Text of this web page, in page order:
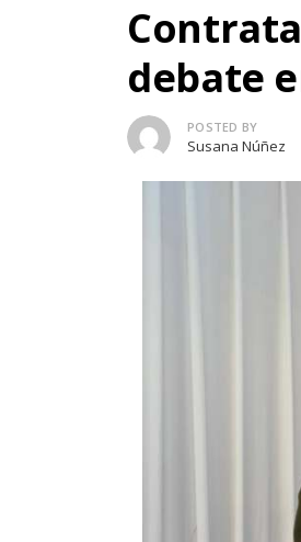
debate
Author
POSTED BY
Susana Núñez